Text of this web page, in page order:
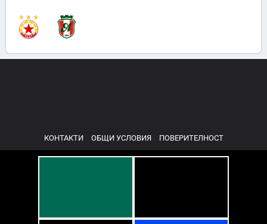
КОНТАКТИ ОБЩИ УСЛОВИЯ ПОВЕРИТЕЛНОСТ